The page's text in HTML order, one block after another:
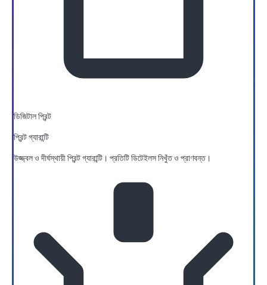
ডিজিটাল প্রিন্ট
প্রিন্ট গ্যারান্টি
উজ্জ্বল ও দীর্ঘস্থায়ী প্রিন্ট গ্যারান্টি। প্রতিটি ডিটেইলস নিখুঁত ও প্রাণবন্ত।